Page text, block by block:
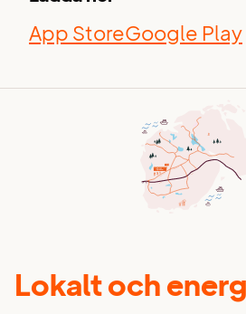
App StoreGoogle Play
Lokalt och